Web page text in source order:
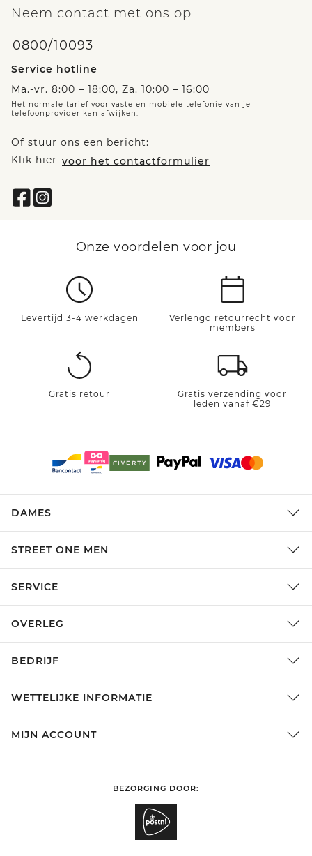
Neem contact met ons op
0800/10093
Service hotline
Ma.-vr. 8:00 – 18:00, Za. 10:00 – 16:00
Het normale tarief voor vaste en mobiele telefonie van je
telefoonprovider kan afwijken.
Of stuur ons een bericht:
Klik hier voor het contactformulier
Onze voordelen voor jou
Levertijd 3-4 werkdagen
Verlengd retourrecht voor
members
Gratis retour
Gratis verzending voor
leden vanaf €29
DAMES
STREET ONE MEN
SERVICE
OVERLEG
BEDRIJF
WETTELIJKE INFORMATIE
MIJN ACCOUNT
BEZORGING DOOR: